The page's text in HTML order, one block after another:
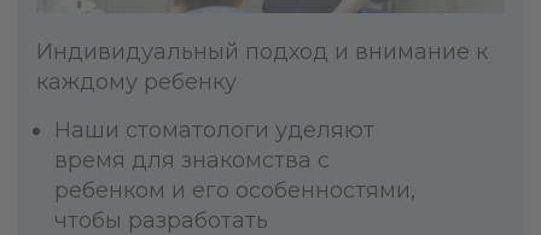
Индивидуальный подход и внимание к
каждому ребенку
Наши стоматологи уделяют
время для знакомства с
ребенком и его особенностями,
чтобы разработать